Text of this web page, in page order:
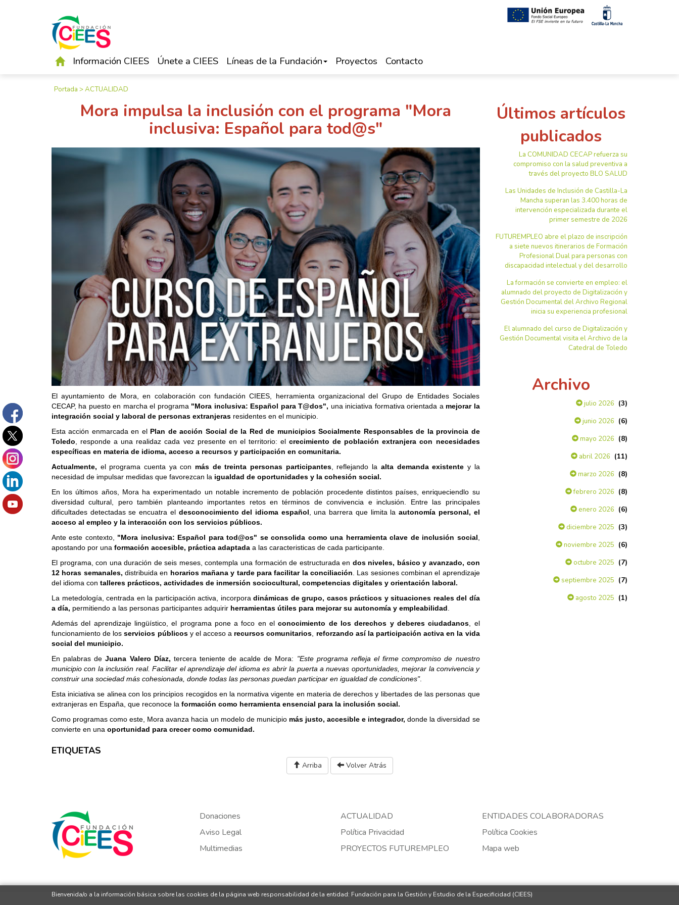
Información CIEES Únete a CIEES Líneas de la Fundación Proyectos Contacto
Portada >ACTUALIDAD
Mora impulsa la inclusión con el programa "Mora
inclusiva: Español para tod@s"
El ayuntamiento de Mora, en colaboración con fundación CIEES, herramienta organizacional del Grupo de Entidades Sociales
CECAP, ha puesto en marcha el programa "Mora inclusiva: Español para T@dos", una iniciativa formativa orientada a mejorar la
integración social y laboral de personas extranjeras residentes en el municipio.
Esta acción enmarcada en el Plan de acción Social de la Red de municipios Socialmente Responsables de la provincia de
Toledo, responde a una realidaz cada vez presente en el territorio: elcrecimiento de población extranjera con necesidades
específicas en materia de idioma, acceso a recursos y participación en comunitaria.
Actualmente, el programa cuenta ya con más de treinta personas participantes, reflejando la alta demanda existente y la
necesidad de impulsar medidas que favorezcan la igualdad de oportunidades y la cohesión social.
En los últimos años, Mora ha experimentado un notable incremento de población procedente distintos países, enriqueciendlo su
diversidad cultural, pero también planteando importantes retos en términos de convivencia e inclusión. Entre las principales
dificultades detectadas se encuatra el desconocimiento del idioma español, una barrera que limita laautonomía personal, el
acceso al empleo y la interacción con los servicios públicos.
Ante este contexto, "Mora inclusiva: Español para tod@os" se consolida como una herramienta clave de inclusión social,
apostando por una formación accesible, práctica adaptada a las caracteristicas de cada participante.
El programa, con una duración de seis meses, contempla una formación de estructurada en dos niveles, básico y avanzado, con
12 horas semanales, distribuida en horarios mañana y tarde para facilitar la conciliación. Las sesiones combinan el aprendizaje
del idioma con talleres prácticos, actividades de inmersión sociocultural, competencias digitales y orientación laboral.
La metedología, centrada en la participación activa, incorpora dinámicas de grupo, casos prácticos y situaciones reales del día
a día, permitiendo a las personas participantes adquirir herramientas útiles para mejorar su autonomía y empleabilidad.
Además del aprendizaje lingüístico, el programa pone a foco en elconocimiento de los derechos y deberes ciudadanos, el
funcionamiento de losservicios públicos y el acceso a recursos comunitarios, reforzando así la participación activa en la vida
social del municipio.
En palabras deJuana Valero Díaz, tercera teniente de acalde de Mora: "Este programa refleja el firme compromiso de nuestro
municipio con la inclusión real. Facilitar el aprendizaje del idioma es abrir la puerta a nuevas oportunidades, mejorar la convivencia y
construir una sociedad más cohesionada, donde todas las personas puedan participar en igualdad de condiciones".
Esta iniciativa se alinea con los principios recogidos en la normativa vigente en materia de derechos y libertades de las personas que
extranjeras en España, que reconoce la formación como herramienta ensencial para la inclusión social.
Como programas como este, Mora avanza hacia un modelo de municipio más justo, accesible e integrador, donde la diversidad se
convierte en una oportunidad para crecer como comunidad.
Últimos artículos
publicados
La COMUNIDAD CECAP refuerza su
compromiso con la salud preventiva a
través del proyecto BLO SALUD
Las Unidades de Inclusión de Castilla-La
Mancha superan las 3.400 horas de
intervención especializada durante el
primer semestre de 2026
FUTUREMPLEO abre el plazo de inscripción
a siete nuevos itinerarios de Formación
Profesional Dual para personas con
discapacidad intelectual y del desarrollo
La formación se convierte en empleo: el
alumnado del proyecto de Digitalización y
Gestión Documental del Archivo Regional
inicia su experiencia profesional
El alumnado del curso de Digitalización y
Gestión Documental visita el Archivo de la
Catedral de Toledo
Archivo
julio 2026 (3)
junio 2026 (6)
mayo 2026 (8)
abril 2026 (11)
marzo 2026 (8)
febrero 2026 (8)
enero 2026 (6)
diciembre 2025 (3)
noviembre 2025 (6)
octubre 2025 (7)
septiembre 2025 (7)
agosto 2025 (1)
ETIQUETAS
Arriba Volver Atrás
Donaciones ACTUALIDAD
ENTIDADES COLABORADORAS
Aviso Legal
Política Privacidad
Política Cookies
Multimedias
PROYECTOS FUTUREMPLEO Mapa web
Bienvenida/o a la información básica sobre las cookies de la página web responsabilidad de la entidad: Fundación para la Gestión y Estudio de la Especificidad (CIEES)